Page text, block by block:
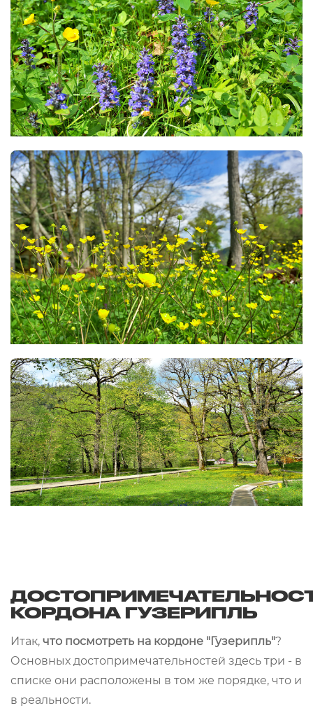
КОРДОНА ГУЗЕРИПЛЬ
Итак, что посмотреть на кордоне "Гузерипль"?
Основных достопримечательностей здесь три - в
списке они расположены в том же порядке, что и
в реальности.